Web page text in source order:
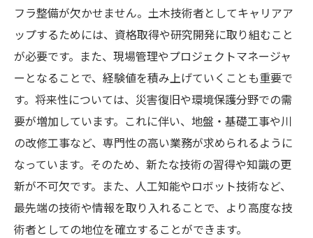
フラ整備が欠かせません。土木技術者としてキャリアア
ップするためには、資格取得や研究開発に取り組むこと
が必要です。また、現場管理やプロジェクトマネージャ
ーとなることで、経験値を積み上げていくことも重要で
す。将来性については、災害復旧や環境保護分野での需
要が増加しています。これに伴い、地盤・基礎工事や川
の改修工事など、専門性の高い業務が求められるように
なっています。そのため、新たな技術の習得や知識の更
新が不可欠です。また、人工知能やロボット技術など、
最先端の技術や情報を取り入れることで、より高度な技
術者としての地位を確立することができます。